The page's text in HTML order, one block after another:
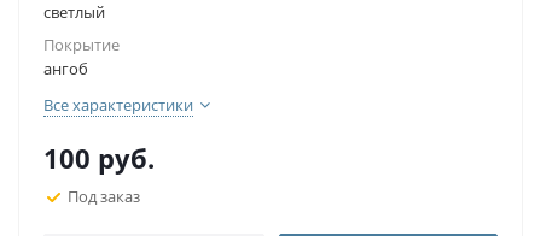
светлый
Покрытие
ангоб
Все характеристики
100 руб.
Под заказ